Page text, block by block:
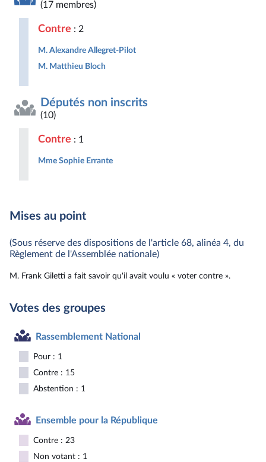
(17 membres)
Contre : 2
M. Alexandre Allegret-Pilot
M. Matthieu Bloch
Députés non inscrits
(10)
Contre : 1
Mme Sophie Errante
Mises au point
(Sous réserve des dispositions de l'article 68, alinéa 4, du
Règlement de l'Assemblée nationale)
M. Frank Giletti a fait savoir qu'il avait voulu « voter contre ».
Votes des groupes
Rassemblement National
Pour : 1
Contre : 15
Abstention : 1
Ensemble pour la République
Contre : 23
Non votant : 1